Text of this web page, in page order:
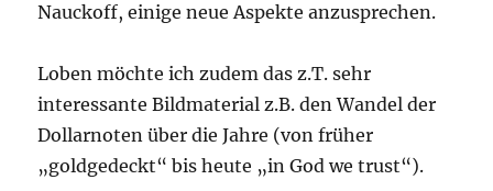
Nauckoff, einige neue Aspekte anzusprechen.
Loben möchte ich zudem das z.T. sehr
interessante Bildmaterial z.B. den Wandel der
Dollarnoten über die Jahre (von früher
„goldgedeckt“ bis heute „in God we trust“).